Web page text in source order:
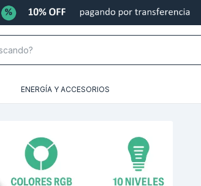
ENERGÍA Y ACCESORIOS